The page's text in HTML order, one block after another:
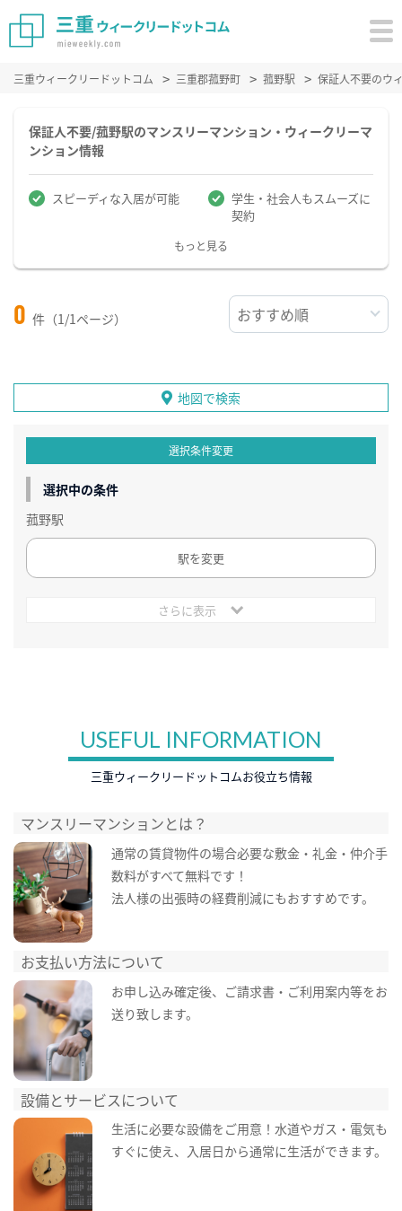
三重ウィークリードットコム 三重郡菰野町 菰野駅 保証人不要のウ
保証人不要/菰野駅のマンスリーマンション・ウィークリーマ
ンション情報
スピーディな入居が可能
学生・社会人もスムーズに
契約
もっと見る
0 件（1/1ページ）
地図で検索
選択条件変更
選択中の条件
菰野駅
駅を変更
さらに表示
USEFUL INFORMATION
三重ウィークリードットコムお役立ち情報
マンスリーマンションとは？
通常の賃貸物件の場合必要な敷金・礼金・仲介手
数料がすべて無料です！
法人様の出張時の経費削減にもおすすめです。
お支払い方法について
お申し込み確定後、ご請求書・ご利用案内等をお
送り致します。
設備とサービスについて
生活に必要な設備をご用意！水道やガス・電気も
すぐに使え、入居日から通常に生活ができます。